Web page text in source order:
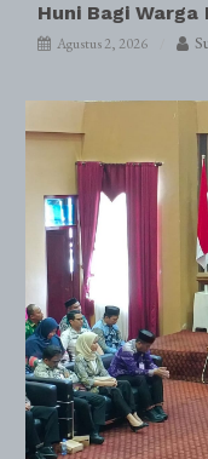
Huni Bagi Warga
Agustus 2, 2026